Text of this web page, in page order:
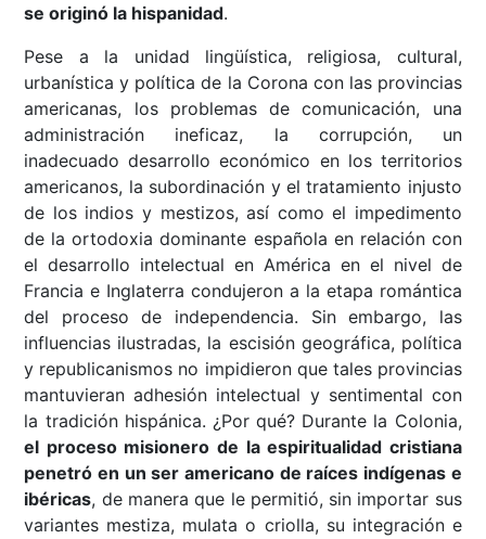
se originó la hispanidad.
Pese a la unidad lingüística, religiosa, cultural,
urbanística y política de la Corona con las provincias
americanas, los problemas de comunicación, una
administración ineficaz, la corrupción, un
inadecuado desarrollo económico en los territorios
americanos, la subordinación y el tratamiento injusto
de los indios y mestizos, así como el impedimento
de la ortodoxia dominante española en relación con
el desarrollo intelectual en América en el nivel de
Francia e Inglaterra condujeron a la etapa romántica
del proceso de independencia. Sin embargo, las
influencias ilustradas, la escisión geográfica, política
y republicanismos no impidieron que tales provincias
mantuvieran adhesión intelectual y sentimental con
la tradición hispánica. ¿Por qué? Durante la Colonia,
el proceso misionero de la espiritualidad cristiana
penetró en un ser americano de raíces indígenas e
ibéricas, de manera que le permitió, sin importar sus
variantes mestiza, mulata o criolla, su integración e